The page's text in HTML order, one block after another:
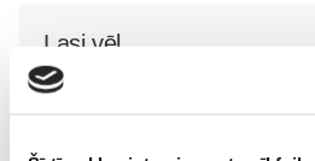
Lasi vēl
06. Aug 20:04